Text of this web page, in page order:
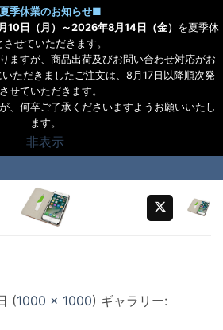
夏季休業のお知らせ■
10日（月）～2026年8月14日（金） を夏季休
させていただきます。
ますが、商品出荷及びお問い合わせ対応がお
ただきましたご注文は、8月17日以降順次発
せていただきます。
、何卒ご了承くださいますようお願いいたし
ます。
非表示
(1000 × 1000) ギャラリー: